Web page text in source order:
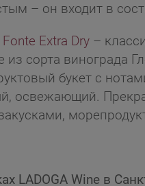
– он входит в
Extra Dry –
из сорта винограда
букет с
освежающий.
LADOGA Wine в